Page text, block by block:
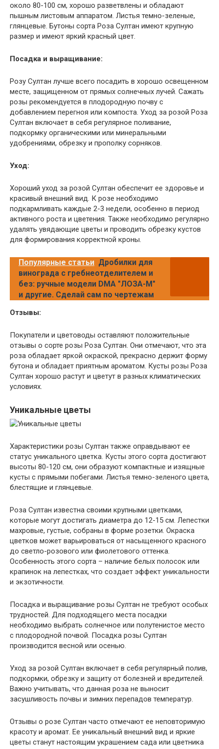
около 80-100 см, хорошо разветвлены и обладают
пышным листовым аппаратом. Листья темно-зеленые,
глянцевые. Бутоны сорта Роза Султан имеют крупную
размер и имеют яркий красный цвет.
Посадка и выращивание:
Розу Султан лучше всего посадить в хорошо освещенном
месте, защищенном от прямых солнечных лучей. Сажать
розы рекомендуется в плодородную почву с
добавлением перегноя или компоста. Уход за розой Роза
Султан включает в себя регулярное поливание,
подкормку органическими или минеральными
удобрениями, обрезку и прополку сорняков.
Уход:
Хороший уход за розой Султан обеспечит ее здоровье и
красивый внешний вид. К розе необходимо
подкармливать каждые 2-3 недели, особенно в период
активного роста и цветения. Также необходимо регулярно
удалять увядающие цветы и проводить обрезку кустов
для формирования корректной кроны.
Популярные статьи Дробилки для
винограда с гребнеотделителем и
без: ручные модели DMA "ЛОЗА-М"
и другие. Сделай сам по чертежам
Отзывы:
Покупатели и цветоводы оставляют положительные
отзывы о сорте розы Роза Султан. Они отмечают, что эта
роза обладает яркой окраской, прекрасно держит форму
бутона и обладает приятным ароматом. Кусты розы Роза
Султан хорошо растут и цветут в разных климатических
условиях.
Уникальные цветы
Характеристики розы Султан также оправдывают ее
статус уникального цветка. Кусты этого сорта достигают
высоты 80-120 см, они образуют компактные и изящные
кусты с прямыми побегами. Листья темно-зеленого цвета,
блестящие и глянцевые.
Роза Султан известна своими крупными цветками,
которые могут достигать диаметра до 12-15 см. Лепестки
махровые, густые, собраны в форме розетки. Окраска
цветков может варьироваться от насыщенного красного
до светло-розового или фиолетового оттенка.
Особенность этого сорта – наличие белых полосок или
крапинок на лепестках, что создает эффект уникальности
и экзотичности.
Посадка и выращивание розы Султан не требуют особых
трудностей. Для подходящего места посадки
необходимо выбрать солнечное или полутенистое место
с плодородной почвой. Посадка розы Султан
производится весной или осенью.
Уход за розой Султан включает в себя регулярный полив,
подкормки, обрезку и защиту от болезней и вредителей.
Важно учитывать, что данная роза не выносит
засушливость почвы и зимних перепадов температур.
Отзывы о розе Султан часто отмечают ее неповторимую
красоту и аромат. Ее уникальный внешний вид и яркие
цветы станут настоящим украшением сада или цветника